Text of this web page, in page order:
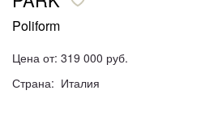
Poliform
Цена от: 319 000 руб.
Страна: Италия